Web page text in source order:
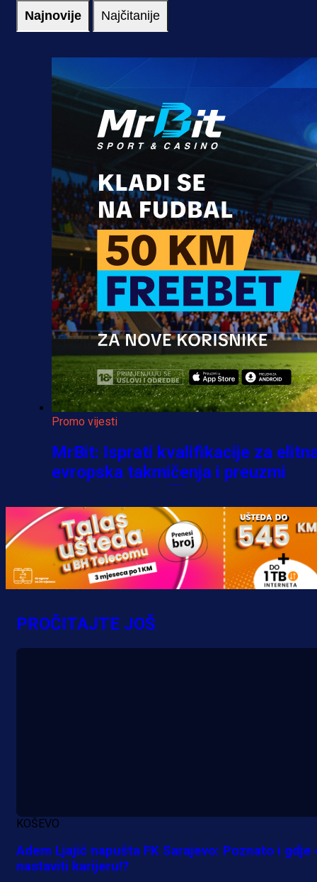
Najnovije Najčitanije
Promo vijesti
MrBit: Isprati kvalifikacije za
evropska takmičenja i preuzmi
bonus dobrodošlice!
5 h 40 min
PROČITAJTE JOŠ
KOŠEVO
Adem Ljajić napušta FK Sarajevo: Poznato i gdje
nastaviti karijeru!?